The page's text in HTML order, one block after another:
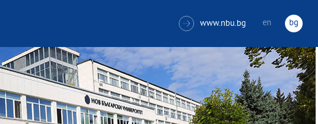
 www.nbu.bg en bg